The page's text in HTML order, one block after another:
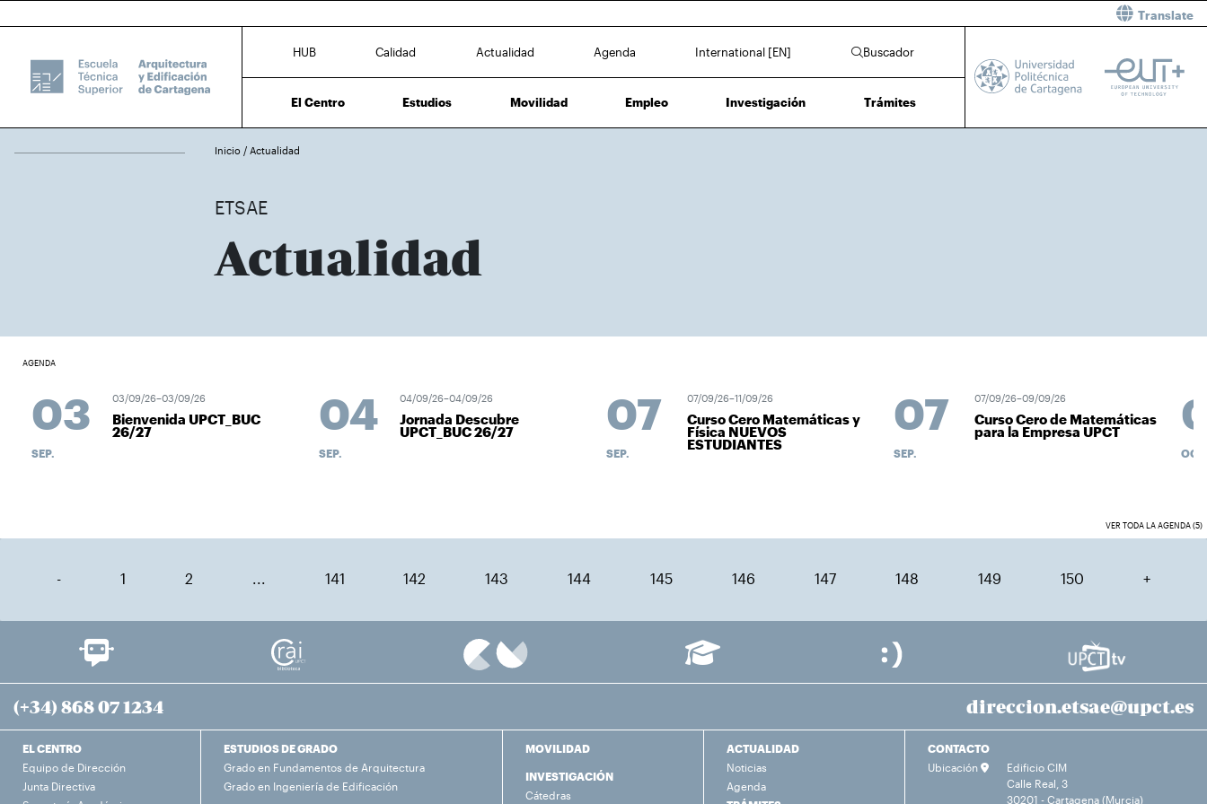
Translate
HUB Calidad Actualidad Agenda International [EN] Buscador
El Centro Estudios Movilidad Empleo Investigación Trámites
Inicio / Actualidad
ETSAE
Actualidad
AGENDA
03
SEP.
03/09/26–03/09/26
Bienvenida UPCT_BUC
26/27 04
SEP.
04/09/26–04/09/26
Jornada Descubre
UPCT_BUC 26/27 07
SEP.
07/09/26–11/09/26
Curso Cero Matemáticas y
Física NUEVOS
ESTUDIANTES
07
SEP.
07/09/26–09/09/26
Curso Cero de Matemáticas
para la Empresa UPCT
OCT.
VER TODA LA AGENDA (5)
- 1 2 ... 141 142 143 144 145 146 147 148 149 150 +
(+34) 868 07 1234 direccion.etsae@upct.es
EL CENTRO
Equipo de Dirección
Junta Directiva
ESTUDIOS DE GRADO
Grado en Fundamentos de Arquitectura
Grado en Ingeniería de Edificación
MOVILIDAD
INVESTIGACIÓN
Cátedras
ACTUALIDAD
Noticias
Agenda
CONTACTO
Ubicación
Edificio CIM
Calle Real, 3
30201 - Cartagena (Murcia)